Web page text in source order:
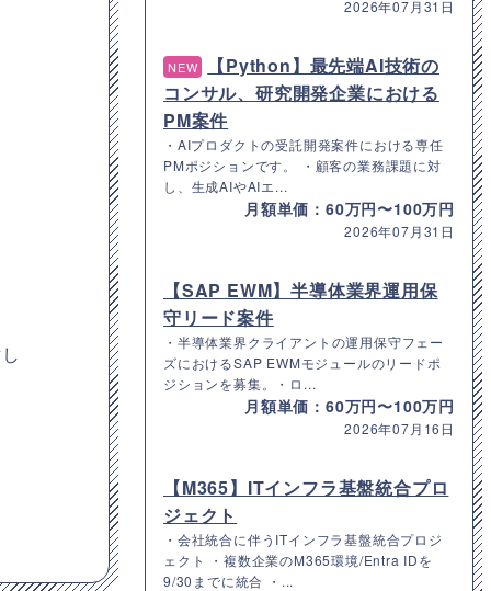
2026年07月31日
NEW
【Python】最先端AI技術の
コンサル、研究開発企業における
PM案件
・AIプロダクトの受託開発案件における専任
PMポジションです。 ・顧客の業務課題に対
し、生成AIやAIエ...
月額単価：60万円〜100万円
2026年07月31日
【SAP EWM】半導体業界運用保
守リード案件
・半導体業界クライアントの運用保守フェー
ズにおけるSAP EWMモジュールのリードポ
ジションを募集。・ロ...
月額単価：60万円〜100万円
2026年07月16日
【M365】ITインフラ基盤統合プロ
ジェクト
・会社統合に伴うITインフラ基盤統合プロジ
ェクト ・複数企業のM365環境/Entra IDを
9/30までに統合 ・...